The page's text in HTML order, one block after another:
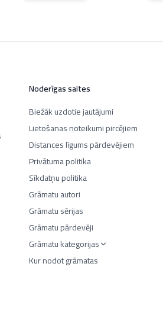
Noderīgas saites
Biežāk uzdotie jautājumi
Lietošanas noteikumi pircējiem
Distances līgums pārdevējiem
Privātuma politika
Sīkdatņu politika
Grāmatu autori
Grāmatu sērijas
Grāmatu pārdevēji
Grāmatu kategorijas
Kur nodot grāmatas